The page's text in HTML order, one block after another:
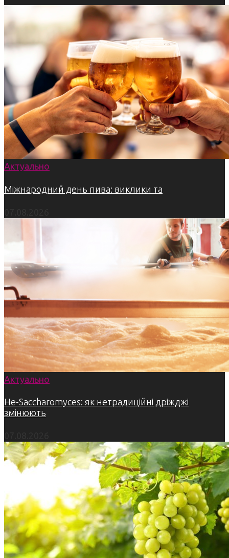
Актуально
Міжнародний день пива: виклики та
Актуально
Не-Saccharomyces: як нетрадиційні дріжджі
змінюють